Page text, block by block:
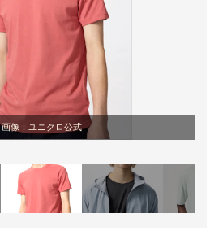
画像：ユニクロ公式